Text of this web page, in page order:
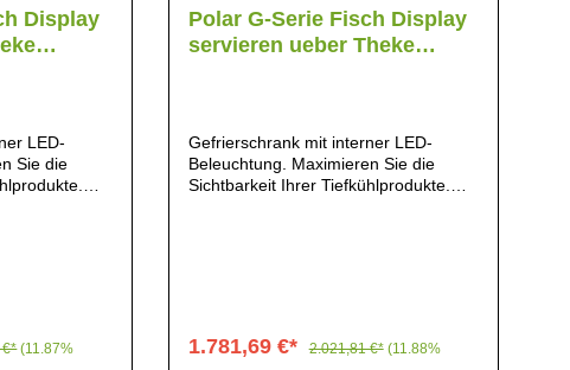
Display
LED-
Sie die
für die
€* (11.87%
Polar G-Serie Fisch Display
servieren ueber Theke
Gefrierschrank mit interner LED-
Beleuchtung. Maximieren Sie die
Sichtbarkeit Ihrer Tiefkühlprodukte.
Edelstahlkonstruktion, Geeignet für die
1.781,69 €* 2.021,81 €* (11.88%